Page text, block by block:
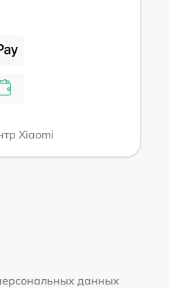
Xiaomi
данных